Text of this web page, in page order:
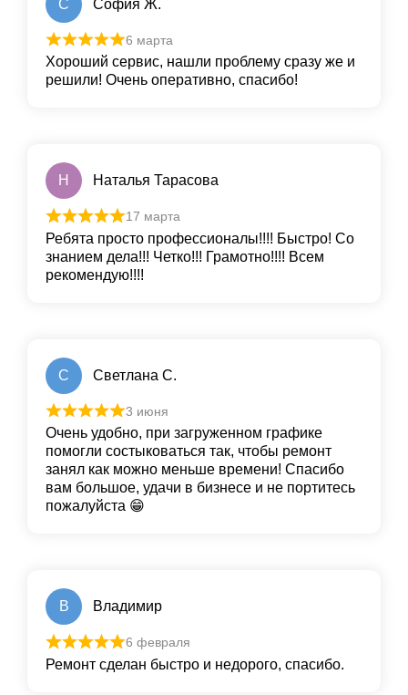
С София Ж.
6 марта
Хороший сервис, нашли проблему сразу же и
решили! Очень оперативно, спасибо!
Н Наталья Тарасова
17 марта
Ребята просто профессионалы!!!! Быстро! Со
знанием дела!!! Четко!!! Грамотно!!!! Всем
рекомендую!!!!
С Светлана С.
3 июня
Очень удобно, при загруженном графике
помогли состыковаться так, чтобы ремонт
занял как можно меньше времени! Спасибо
вам большое, удачи в бизнесе и не портитесь
пожалуйста 😁
В Владимир
6 февраля
Ремонт сделан быстро и недорого, спасибо.